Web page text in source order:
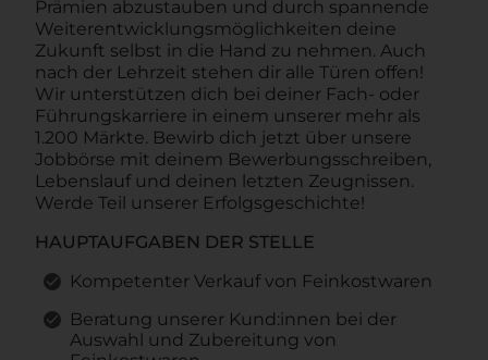
Prämien abzustauben und durch spannende
Weiterentwicklungsmöglichkeiten deine
Zukunft selbst in die Hand zu nehmen. Auch
nach der Lehrzeit stehen dir alle Türen offen!
Wir unterstützen dich bei deiner Fach- oder
Führungskarriere in einem unserer mehr als
1.200 Märkte. Bewirb dich jetzt über unsere
Jobbörse mit deinem Bewerbungsschreiben,
Lebenslauf und deinen letzten Zeugnissen.
Werde Teil unserer Erfolgsgeschichte!
HAUPTAUFGABEN DER STELLE
Kompetenter Verkauf von Feinkostwaren
Beratung unserer Kund:innen bei der
Auswahl und Zubereitung von